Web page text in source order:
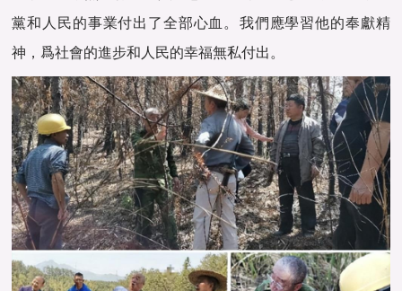
黨和人民的事業付出了全部心血。‌我們應學習他的奉獻精
神，‌爲社會的進步和人民的幸福無私付出。